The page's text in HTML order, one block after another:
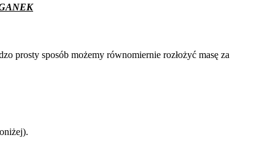
prosty sposób możemy równomiernie rozłożyć masę za